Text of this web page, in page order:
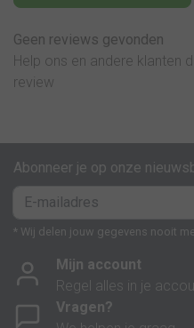
Geen reviews gevonden
Help ons en andere klanten
review
Abonneer je op onze
* Wij delen jouw gegevens nooit
Mijn account
Regel alles in je
Vragen?